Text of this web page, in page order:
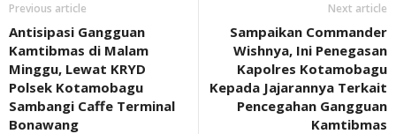
Previous article
Antisipasi Gangguan
Kamtibmas di Malam
Minggu, Lewat KRYD
Polsek Kotamobagu
Sambangi Caffe Terminal
Bonawang
Next article
Sampaikan Commander
Wishnya, Ini Penegasan
Kapolres Kotamobagu
Kepada Jajarannya Terkait
Pencegahan Gangguan
Kamtibmas